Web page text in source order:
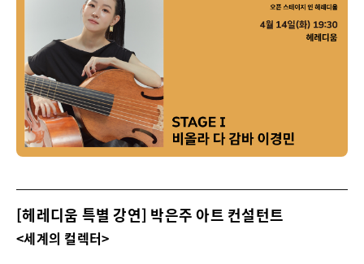
[헤레디움 특별 강연] 박은주 아트 컨설턴트
<세계의 컬렉터>